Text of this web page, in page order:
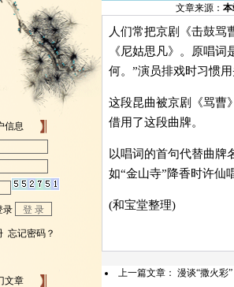
信息
文章
文章来源： 本
人们常把京剧《击鼓骂
《尼姑思凡》。原唱
何。”演员排戏时习惯
这段昆曲被京剧《骂曹
借用了这段曲牌。
以唱词的首句代替曲牌
如“金山寺”降香时许仙
(和宝堂整理)
上一篇文章： 漫谈“撒火彩”